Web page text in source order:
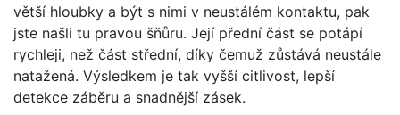
větší hloubky a být s nimi v neustálém kontaktu, pak
jste našli tu pravou šňůru. Její přední část se potápí
rychleji, než část střední, díky čemuž zůstává neustále
natažená. Výsledkem je tak vyšší citlivost, lepší
detekce záběru a snadnější zásek.